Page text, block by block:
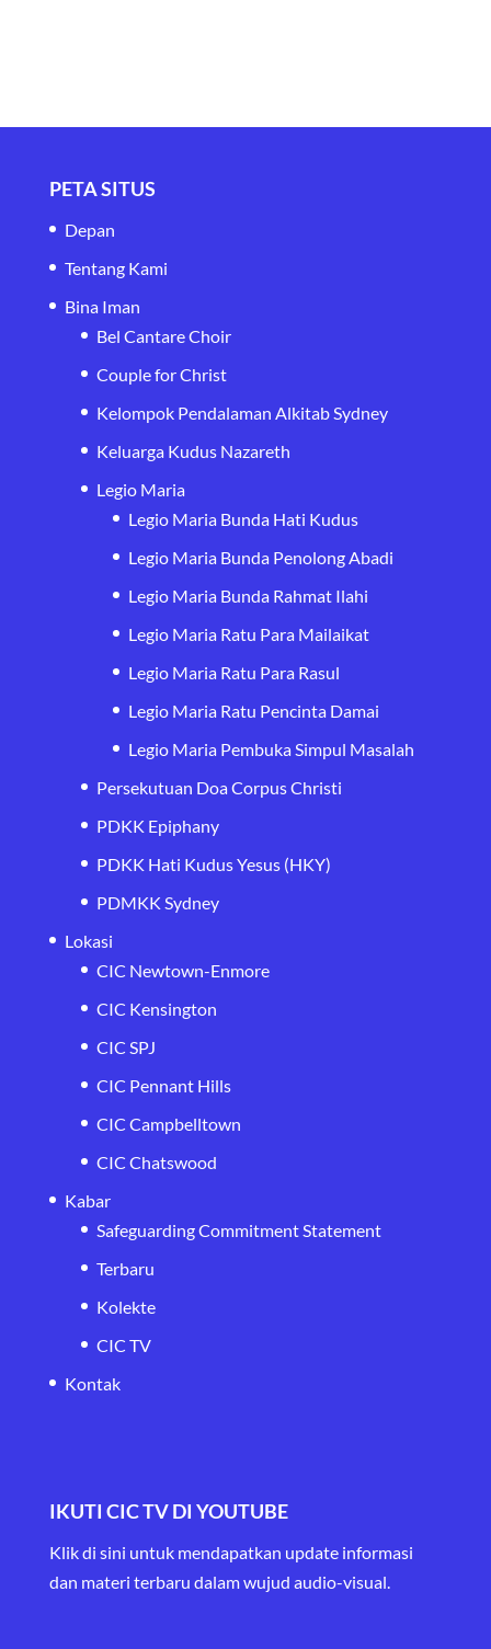
PETA SITUS
Depan
Tentang Kami
Bina Iman
Bel Cantare Choir
Couple for Christ
Kelompok Pendalaman Alkitab Sydney
Keluarga Kudus Nazareth
Legio Maria
Legio Maria Bunda Hati Kudus
Legio Maria Bunda Penolong Abadi
Legio Maria Bunda Rahmat Ilahi
Legio Maria Ratu Para Mailaikat
Legio Maria Ratu Para Rasul
Legio Maria Ratu Pencinta Damai
Legio Maria Pembuka Simpul Masalah
Persekutuan Doa Corpus Christi
PDKK Epiphany
PDKK Hati Kudus Yesus (HKY)
PDMKK Sydney
Lokasi
CIC Newtown-Enmore
CIC Kensington
CIC SPJ
CIC Pennant Hills
CIC Campbelltown
CIC Chatswood
Kabar
Safeguarding Commitment Statement
Terbaru
Kolekte
CIC TV
Kontak
IKUTI CIC TV DI YOUTUBE
Klik di sini untuk mendapatkan update informasi
dan materi terbaru dalam wujud audio-visual.